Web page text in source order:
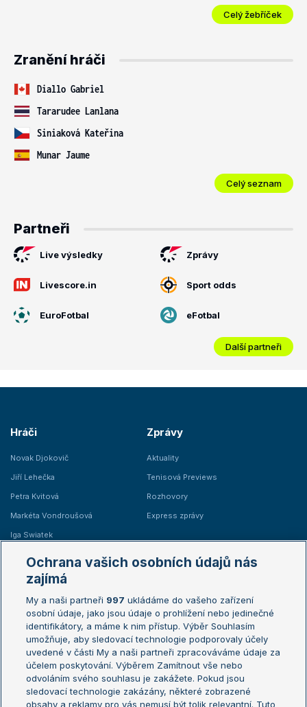
Celý žebříček
Zranění hráči
Diallo Gabriel
Tararudee Lanlana
Siniaková Kateřina
Munar Jaume
Celý seznam
Partneři
Live výsledky Zprávy
Livescore.in Sport odds
EuroFotbal eFotbal
Další partneři
Hráči
Novak Djokovič
Jiří Lehečka
Petra Kvitová
Markéta Vondroušová
Iga Swiatek
Zprávy
Aktuality
Tenisová Previews
Rozhovory
Express zprávy
Žebříčky
Žebříček ATP (muži)
Žebříček WTA (ženy)
Sázkařský žebříček
Australian Open
French Open
Wimbledon
US Open
Turnaj mistrů
Turnaj mistryň
Ochrana vašich osobních údajů nás
zajímá
My a naši partneři 997 ukládáme do vašeho zařízení
osobní údaje, jako jsou údaje o prohlížení nebo jedinečné
identifikátory, a máme k nim přístup. Výběr Souhlasím
umožňuje, aby sledovací technologie podporovaly účely
uvedené v části My a naši partneři zpracováváme údaje za
účelem poskytování. Výběrem Zamítnout vše nebo
odvoláním svého souhlasu je zakážete. Pokud jsou
sledovací technologie zakázány, některé zobrazené
obsahy a reklamy pro vás nemusí být tolik relevantní. Tuto